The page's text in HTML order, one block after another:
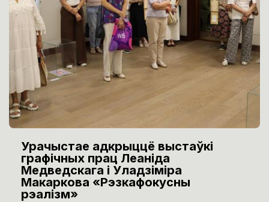
Урачыстае адкрыццё выстаўкі
графічных прац Леаніда
Медведскага і Уладзіміра
Макаркова «Рэзкафокусны
рэалізм»